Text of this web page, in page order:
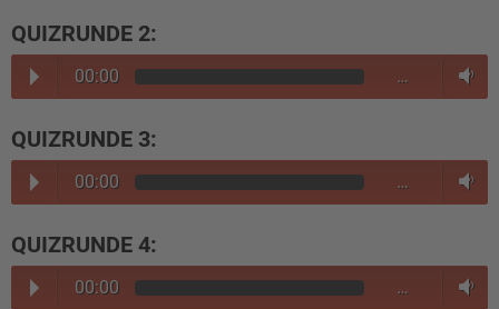
QUIZRUNDE 2:
00:00 …
QUIZRUNDE 3:
00:00 …
QUIZRUNDE 4:
00:00 …